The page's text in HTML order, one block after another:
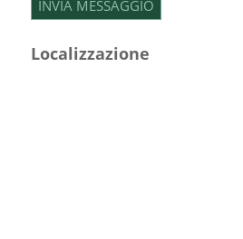
Localizzazione